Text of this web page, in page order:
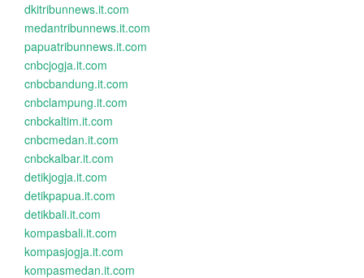
dkitribunnews.it.com
medantribunnews.it.com
papuatribunnews.it.com
cnbcjogja.it.com
cnbcbandung.it.com
cnbclampung.it.com
cnbckaltim.it.com
cnbcmedan.it.com
cnbckalbar.it.com
detikjogja.it.com
detikpapua.it.com
detikbali.it.com
kompasbali.it.com
kompasjogja.it.com
kompasmedan.it.com